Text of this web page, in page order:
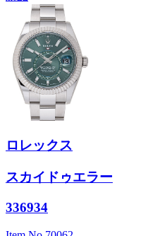
ロレックス
スカイドゥエラー
336934